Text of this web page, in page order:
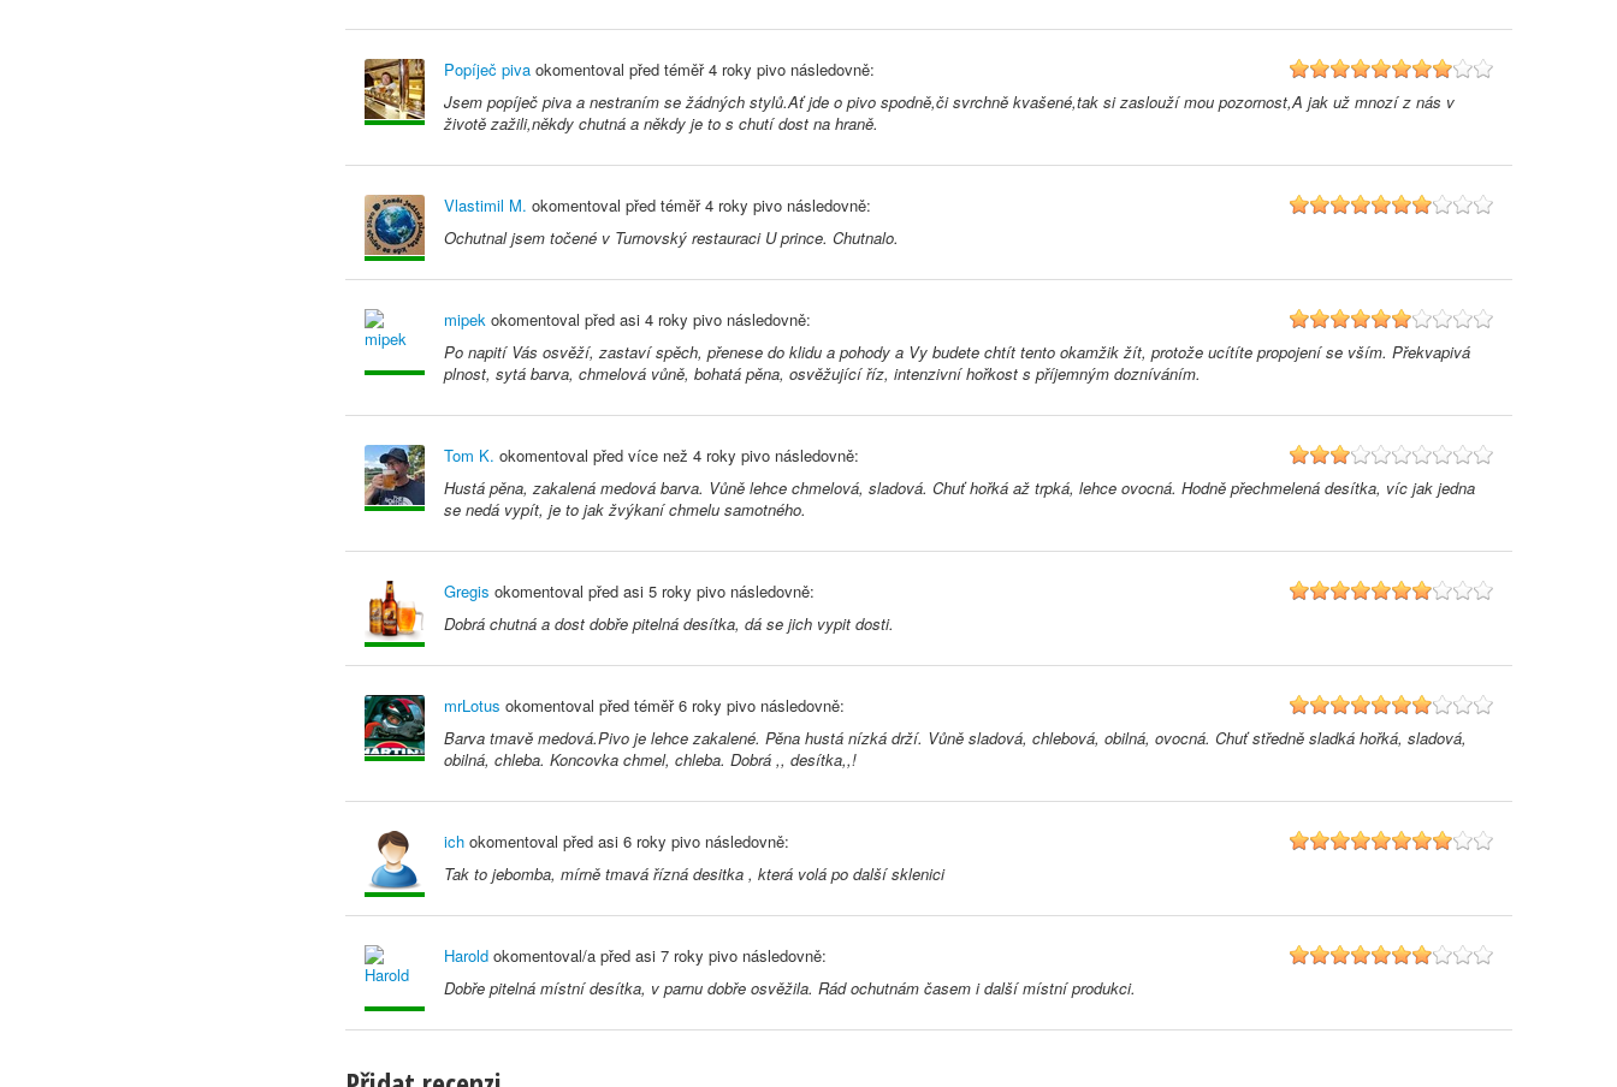
Popíječ piva okomentoval před téměř 4 roky pivo následovně:
Jsem popíječ piva a nestraním se žádných stylů.Ať jde o pivo spodně,či svrchně kvašené,tak si zaslouží mou pozornost,A jak už mnozí z nás v
životě zažili,někdy chutná a někdy je to s chutí dost na hraně.
8
Vlastimil M. okomentoval před téměř 4 roky pivo následovně:
Ochutnal jsem točené v Turnovský restauraci U prince. Chutnalo.
7
mipek okomentoval před asi 4 roky pivo následovně:
Po napití Vás osvěží, zastaví spěch, přenese do klidu a pohody a Vy budete chtít tento okamžik žít, protože ucítíte propojení se vším. Překvapivá
plnost, sytá barva, chmelová vůně, bohatá pěna, osvěžující říz, intenzivní hořkost s příjemným dozníváním.
6
Tom K. okomentoval před více než 4 roky pivo následovně:
Hustá pěna, zakalená medová barva. Vůně lehce chmelová, sladová. Chuť hořká až trpká, lehce ovocná. Hodně přechmelená desítka, víc jak jedna
se nedá vypít, je to jak žvýkaní chmelu samotného.
3
Gregis okomentoval před asi 5 roky pivo následovně:
Dobrá chutná a dost dobře pitelná desítka, dá se jich vypit dosti.
7
mrLotus okomentoval před téměř 6 roky pivo následovně:
Barva tmavě medová.Pivo je lehce zakalené. Pěna hustá nízká drží. Vůně sladová, chlebová, obilná, ovocná. Chuť středně sladká hořká, sladová,
obilná, chleba. Koncovka chmel, chleba. Dobrá ,, desítka,,!
7
ich okomentoval před asi 6 roky pivo následovně:
Tak to jebomba, mírně tmavá řízná desitka , která volá po další sklenici
8
Harold okomentoval/a před asi 7 roky pivo následovně:
Dobře pitelná místní desítka, v parnu dobře osvěžila. Rád ochutnám časem i další místní produkci.
7